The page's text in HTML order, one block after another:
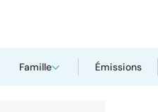
Famille Émissions